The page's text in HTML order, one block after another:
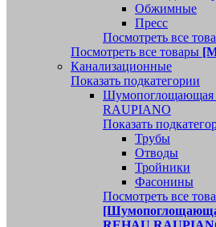
Обжимные
Пресс
Посмотреть все
Посмотреть все товары
Канализационные
Показать подкатегории
Шумопоглощающая
RAUPIANO
Показать
Трубы
Отводы
Тройники
Фасонины
Посмотреть все